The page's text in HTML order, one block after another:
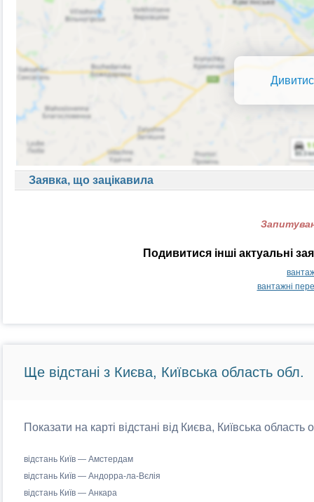
Заявка, що зацікавила
Подивитися інші актуальні
вантажні
Ще відстані з Києва, Київська область обл.
Показати на карті відстані від Києва, Київська
відстань Київ — Амстердам
відстань Київ — Андорра-ла-Вєлія
відстань Київ — Анкара